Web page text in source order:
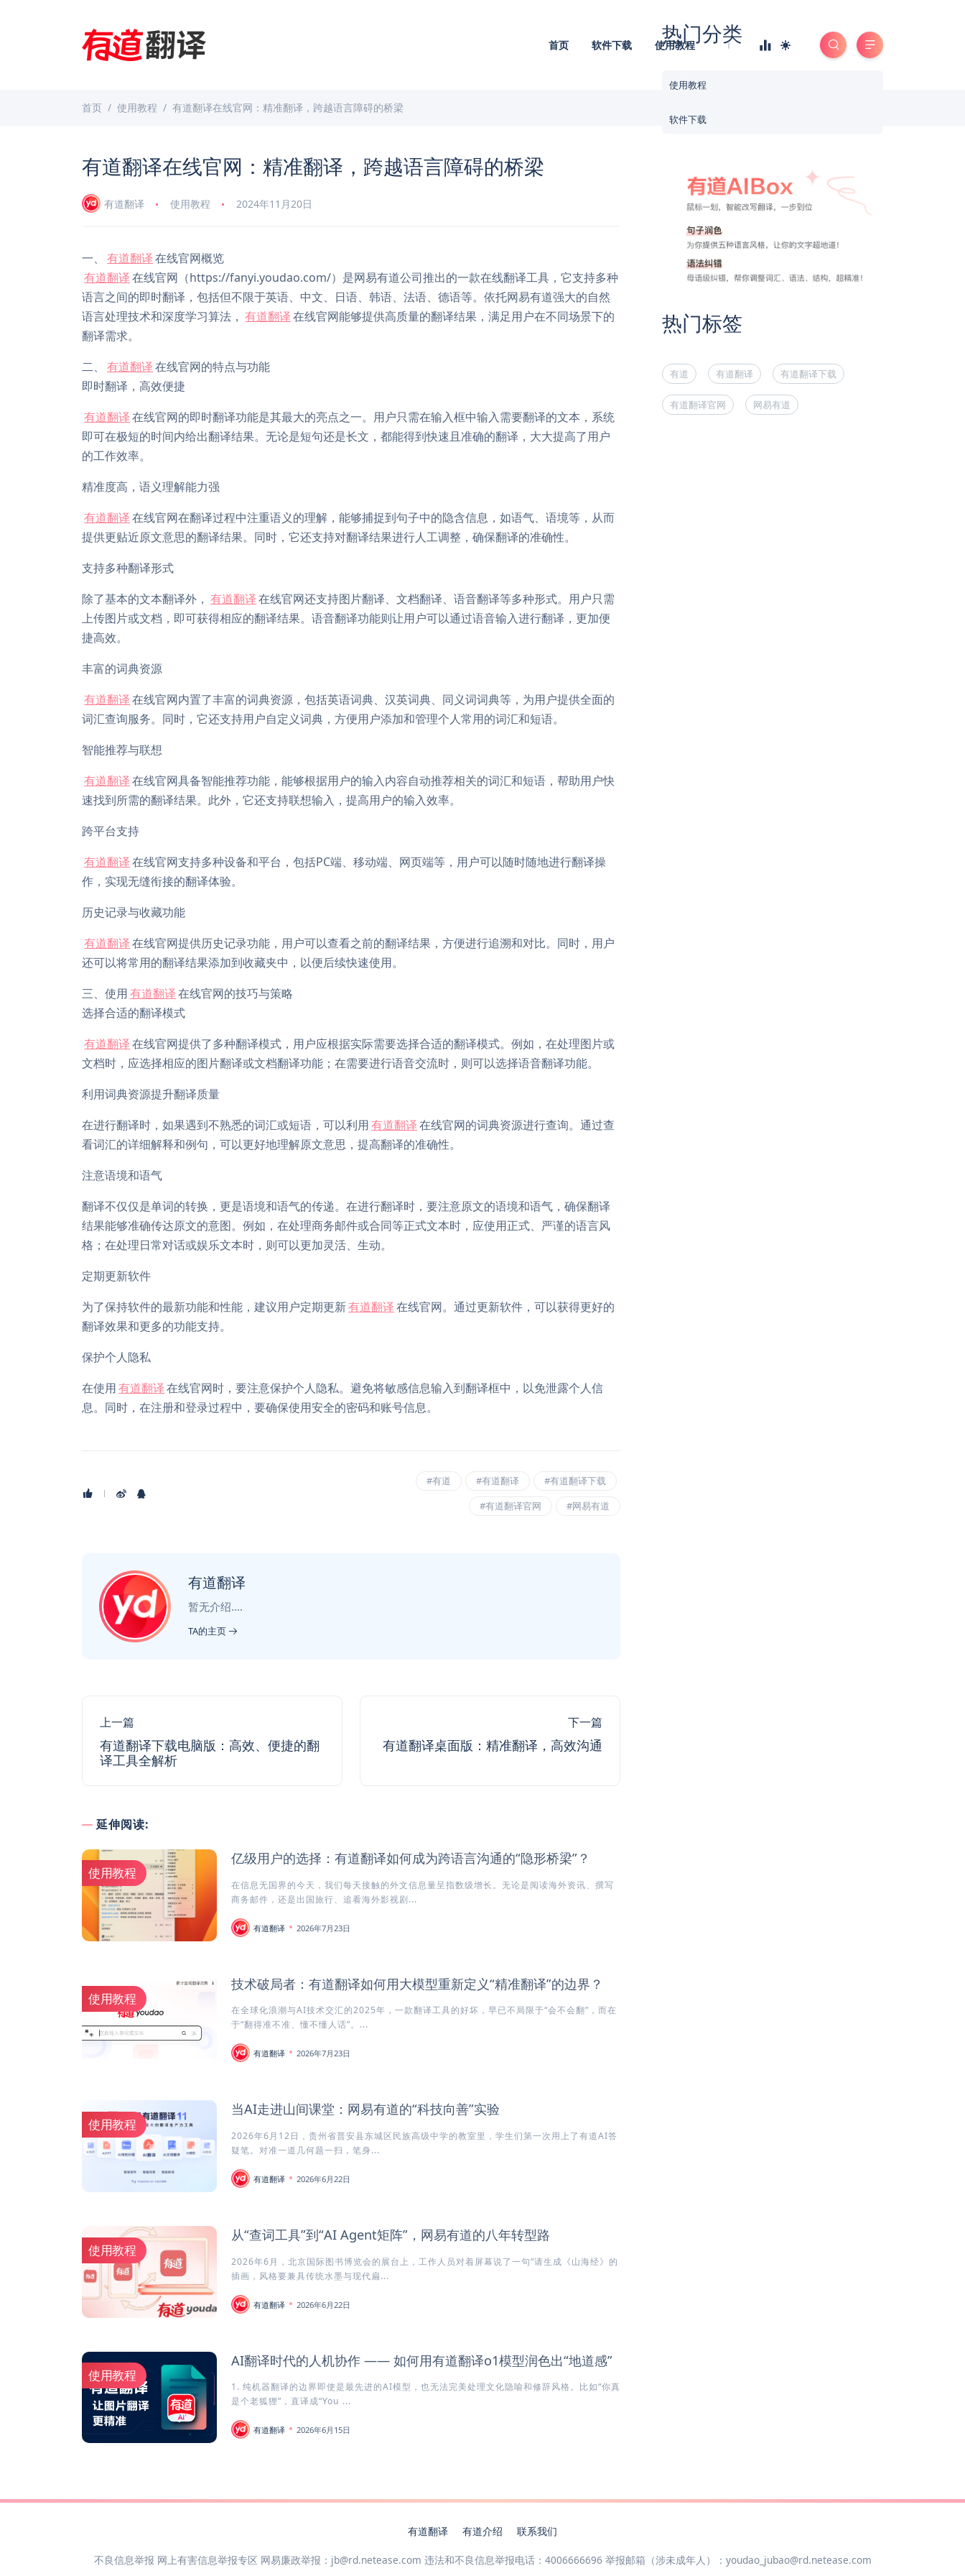
首页 软件下载 使用教程
首页 使用教程 有道翻译在线官网：精准翻译，跨越语言障碍的桥梁
有道翻译在线官网：精准翻译，跨越语言障碍的桥梁
有道翻译 使用教程 2024年11月20日
一、 有道翻译在线官网概览
有道翻译在线官网（https://fanyi.youdao.com/）是网易有道公司推出的一款在线翻译工具，它支持多种
语言之间的即时翻译，包括但不限于英语、中文、日语、韩语、法语、德语等。依托网易有道强大的自然
语言处理技术和深度学习算法， 有道翻译在线官网能够提供高质量的翻译结果，满足用户在不同场景下的
翻译需求。
二、
有道翻译在线官网的特点与功能
即时翻译，高效便捷
有道翻译在线官网的即时翻译功能是其最大的亮点之一。用户只需在输入框中输入需要翻译的文本，系统
即可在极短的时间内给出翻译结果。无论是短句还是长文，都能得到快速且准确的翻译，大大提高了用户
的工作效率。
精准度高，语义理解能力强
有道翻译在线官网在翻译过程中注重语义的理解，能够捕捉到句子中的隐含信息，如语气、语境等，从而
提供更贴近原文意思的翻译结果。同时，它还支持对翻译结果进行人工调整，确保翻译的准确性。
支持多种翻译形式
除了基本的文本翻译外， 有道翻译在线官网还支持图片翻译、文档翻译、语音翻译等多种形式。用户只需
上传图片或文档，即可获得相应的翻译结果。语音翻译功能则让用户可以通过语音输入进行翻译，更加便
捷高效。
丰富的词典资源
有道翻译在线官网内置了丰富的词典资源，包括英语词典、汉英词典、同义词词典等，为用户提供全面的
词汇查询服务。同时，它还支持用户自定义词典，方便用户添加和管理个人常用的词汇和短语。
智能推荐与联想
有道翻译在线官网具备智能推荐功能，能够根据用户的输入内容自动推荐相关的词汇和短语，帮助用户快
速找到所需的翻译结果。此外，它还支持联想输入，提高用户的输入效率。
跨平台支持
有道翻译在线官网支持多种设备和平台，包括PC端、移动端、网页端等，用户可以随时随地进行翻译操
作，实现无缝衔接的翻译体验。
历史记录与收藏功能
有道翻译在线官网提供历史记录功能，用户可以查看之前的翻译结果，方便进行追溯和对比。同时，用户
还可以将常用的翻译结果添加到收藏夹中，以便后续快速使用。
三、使用有道翻译在线官网的技巧与策略
选择合适的翻译模式
有道翻译在线官网提供了多种翻译模式，用户应根据实际需要选择合适的翻译模式。例如，在处理图片或
文档时，应选择相应的图片翻译或文档翻译功能；在需要进行语音交流时，则可以选择语音翻译功能。
利用词典资源提升翻译质量
在进行翻译时，如果遇到不熟悉的词汇或短语，可以利用有道翻译在线官网的词典资源进行查询。通过查
看词汇的详细解释和例句，可以更好地理解原文意思，提高翻译的准确性。
注意语境和语气
翻译不仅仅是单词的转换，更是语境和语气的传递。在进行翻译时，要注意原文的语境和语气，确保翻译
结果能够准确传达原文的意图。例如，在处理商务邮件或合同等正式文本时，应使用正式、严谨的语言风
格；在处理日常对话或娱乐文本时，则可以更加灵活、生动。
定期更新软件
为了保持软件的最新功能和性能，建议用户定期更新有道翻译在线官网。通过更新软件，可以获得更好的
翻译效果和更多的功能支持。
保护个人隐私
在使用有道翻译在线官网时，要注意保护个人隐私。避免将敏感信息输入到翻译框中，以免泄露个人信
息。同时，在注册和登录过程中，要确保使用安全的密码和账号信息。
#有道 #有道翻译
#有道翻译下载
#有道翻译官网
#网易有道
有道翻译
暂无介绍....
TA的主页
上一篇
有道翻译下载电脑版：高效、便捷的翻
译工具全解析
下一篇
有道翻译桌面版：精准翻译，高效沟通
延伸阅读:
使用教程
亿级用户的选择：有道翻译如何成为跨语言沟通的“隐形桥梁”？
在信息无国界的今天，我们每天接触的外文信息量呈指数级增长。无论是阅读海外资讯、撰写
商务邮件，还是出国旅行、追看海外影视剧...
有道翻译 2026年7月23日
使用教程
技术破局者：有道翻译如何用大模型重新定义“精准翻译”的边界？
在全球化浪潮与AI技术交汇的2025年，一款翻译工具的好坏，早已不局限于“会不会翻”，而在
于“翻得准不准、懂不懂人话”。...
有道翻译 2026年7月23日
使用教程
当AI走进山间课堂：网易有道的“科技向善”实验
2026年6月12日，贵州省普安县东城区民族高级中学的教室里，学生们第一次用上了有道AI答
疑笔。对准一道几何题一扫，笔身...
有道翻译 2026年6月22日
使用教程
从“查词工具”到“AI Agent矩阵”，网易有道的八年转型路
2026年6月，北京国际图书博览会的展台上，工作人员对着屏幕说了一句“请生成《山海经》的
插画，风格要兼具传统水墨与现代扁...
有道翻译 2026年6月22日
使用教程
AI翻译时代的人机协作 —— 如何用有道翻译o1模型润色出“地道感”
1. 纯机器翻译的边界即使是最先进的AI模型，也无法完美处理文化隐喻和修辞风格。比如“你真
是个老狐狸”，直译成“You ...
有道翻译 2026年6月15日
热门分类
使用教程
软件下载
热门标签
有道 有道翻译 有道翻译下载
有道翻译官网 网易有道
有道翻译 有道介绍 联系我们
不良信息举报 网上有害信息举报专区 网易廉政举报：jb@rd.netease.com 违法和不良信息举报电话：4006666696 举报邮箱（涉未成年人）：youdao_jubao@rd.netease.com